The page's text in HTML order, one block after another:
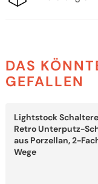
DAS
GEFALLEN
Lightstock
Retro Unterputz-
aus Porzellan, 2-
Wege
Produkt
weist
mehrere
Varianten
auf.